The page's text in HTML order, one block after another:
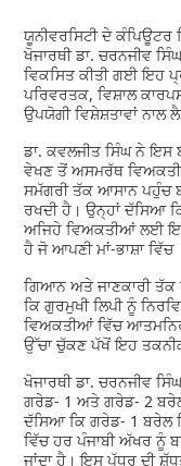
ਯੂਨੀਵਰਸਿਟੀ ਦੇ
ਖੋਜਾਰਥੀ ਡਾ. ਚਰਨਜੀਵ
ਵਿਕਸਿਤ ਕੀਤੀ ਗਈ ਇਹ
ਪਰਿਵਰਤਕ, ਵਿਸ਼ਾਲ
ਉਪਯੋਗੀ ਵਿਸ਼ੇਸ਼ਤਾਵਾਂ ਨਾਲ
ਡਾ. ਕਵਲਜੀਤ ਸਿੰਘ ਨੇ ਇਸ
ਵੇਖਣ ਤੋਂ ਅਸਮਰੱਥ
ਸਮੱਗਰੀ ਤੱਕ ਆਸਾਨ ਪਹੁੰਚ
ਰਖਦੀ ਹੈ। ਉਨ੍ਹਾਂ ਦੱਸਿਆ
ਅਜਿਹੇ ਵਿਅਕਤੀਆਂ ਲਈ
ਹੈ ਜੋ ਆਪਣੀ ਮਾਂ-ਭਾਸ਼ਾ ਵਿੱਚ
ਗਿਆਨ ਅਤੇ ਜਾਣਕਾਰੀ
ਕਿ ਗੁਰਮੁਖੀ ਲਿਪੀ ਨੂੰ
ਵਿਅਕਤੀਆਂ ਵਿੱਚ
ਉੱਚਾ ਚੁੱਕਣ ਪੱਖੋਂ ਇਹ
ਖੋਜਾਰਥੀ ਡਾ. ਚਰਨਜੀਵ
ਗਰੇਡ- 1 ਅਤੇ ਗਰੇਡ- 2
ਦੱਸਿਆ ਕਿ ਗਰੇਡ- 1 ਬਰੇਲ
ਵਿੱਚ ਹਰ ਪੰਜਾਬੀ ਅੱਖਰ ਨੂੰ
ਜਾਂਦਾ ਹੈ। ਇਸ ਪੱਧਰ ਦੀ